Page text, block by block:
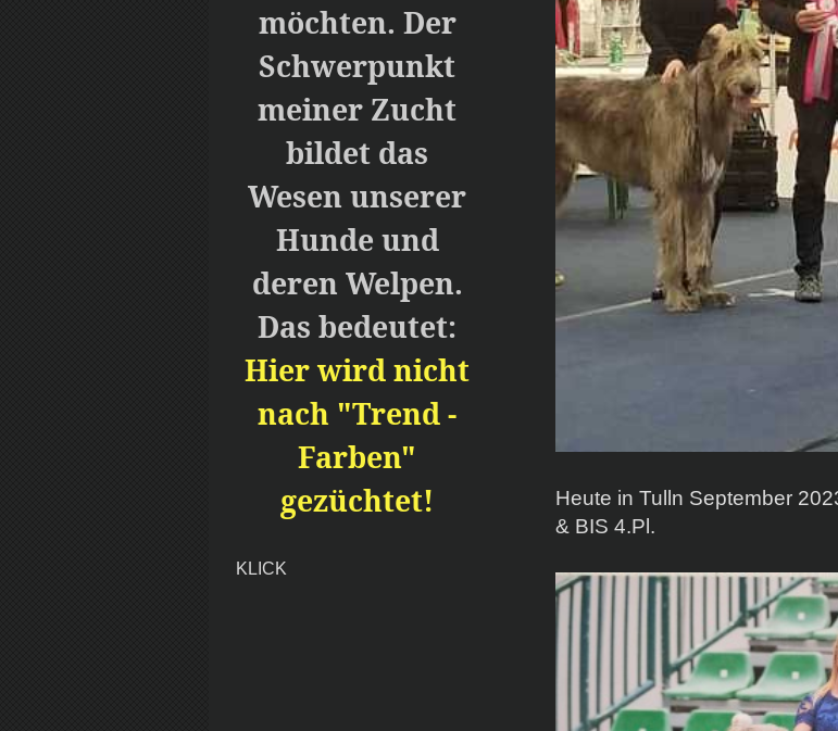
Heute in Tulln September
& BIS 4.Pl.
möchten. Der
Schwerpunkt
meiner Zucht
bildet das
Wesen unserer
Hunde und
deren Welpen.
Das bedeutet:
Hier wird nicht
nach "Trend -
Farben"
gezüchtet!
KLICK